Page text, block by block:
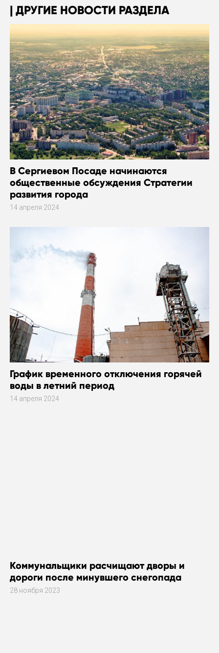
ДРУГИЕ НОВОСТИ РАЗДЕЛА
В Сергиевом Посаде начинаются
общественные обсуждения Стратегии
развития города
14 апреля 2024
График временного отключения горячей
воды в летний период
14 апреля 2024
Коммунальщики расчищают дворы и
дороги после минувшего снегопада
28 ноября 2023